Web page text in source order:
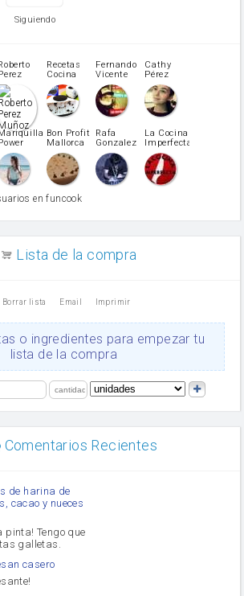
Siguiendo
Recetas
Cocina
Fernando
Vicente
Cathy
Pérez
Bon Profit
Mallorca
Rafa
Gonzalez
La Cocina
Imperfecta
en funcook
Lista de la compra
Borrar lista Email Imprimir
o ingredientes para empezar tu
lista de la compra
Comentarios Recientes
de harina de
cacao y nueces
pinta! Tengo que
galletas.
casero